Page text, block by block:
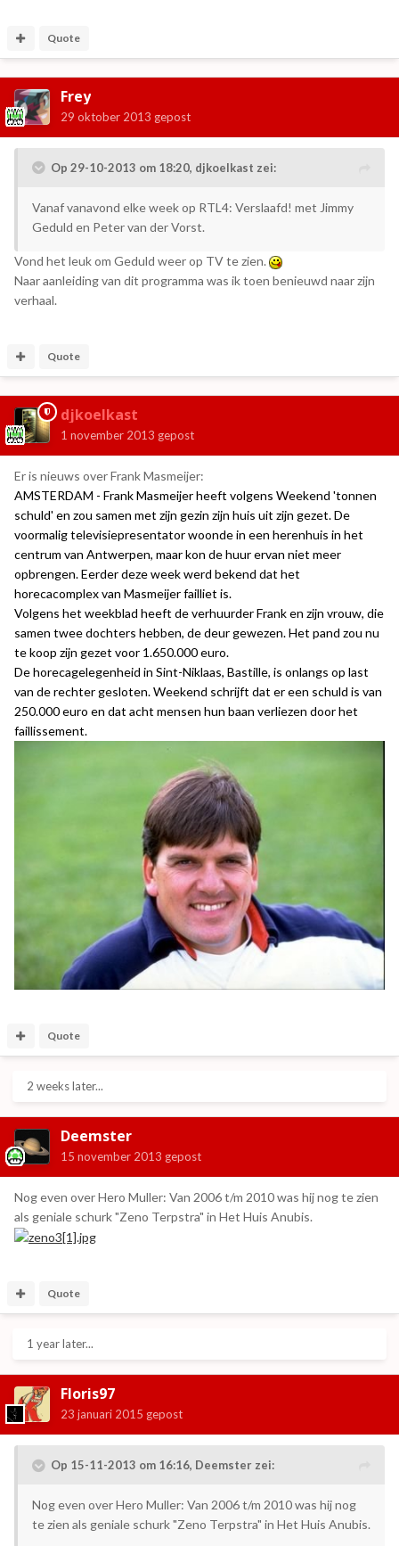
Quote
Frey
29 oktober 2013 gepost
Op 29-10-2013 om 18:20, djkoelkast zei:
Vanaf vanavond elke week op RTL4: Verslaafd! met Jimmy
Geduld en Peter van der Vorst.
Vond het leuk om Geduld weer op TV te zien.
Naar aanleiding van dit programma was ik toen benieuwd naar zijn
verhaal.
Quote
djkoelkast
1 november 2013 gepost
Er is nieuws over Frank Masmeijer:
AMSTERDAM - Frank Masmeijer heeft volgens Weekend 'tonnen
schuld' en zou samen met zijn gezin zijn huis uit zijn gezet. De
voormalig televisiepresentator woonde in een herenhuis in het
centrum van Antwerpen, maar kon de huur ervan niet meer
opbrengen. Eerder deze week werd bekend dat het
horecacomplex van Masmeijer failliet is.
Volgens het weekblad heeft de verhuurder Frank en zijn vrouw, die
samen twee dochters hebben, de deur gewezen. Het pand zou nu
te koop zijn gezet voor 1.650.000 euro.
De horecagelegenheid in Sint-Niklaas, Bastille, is onlangs op last
van de rechter gesloten. Weekend schrijft dat er een schuld is van
250.000 euro en dat acht mensen hun baan verliezen door het
faillissement.
Quote
2 weeks later...
Deemster
15 november 2013 gepost
Nog even over Hero Muller: Van 2006 t/m 2010 was hij nog te zien
als geniale schurk "Zeno Terpstra" in Het Huis Anubis.
Quote
1 year later...
Floris97
23 januari 2015 gepost
Op 15-11-2013 om 16:16, Deemster zei:
Nog even over Hero Muller: Van 2006 t/m 2010 was hij nog
te zien als geniale schurk "Zeno Terpstra" in Het Huis Anubis.